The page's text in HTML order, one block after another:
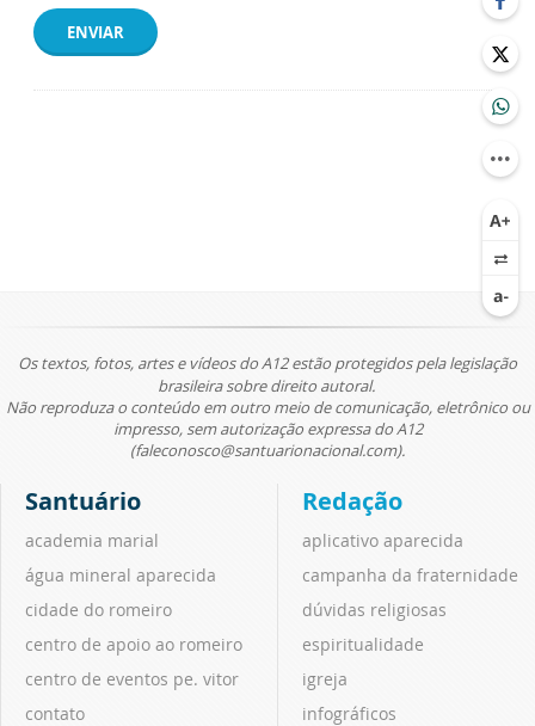
ENVIAR
Os textos, fotos, artes e vídeos do A12 estão protegidos pela legislação
brasileira sobre direito autoral.
Não reproduza o conteúdo em outro meio de comunicação, eletrônico ou
impresso, sem autorização expressa do A12
(faleconosco@santuarionacional.com).
Santuário
academia marial
água mineral aparecida
cidade do romeiro
centro de apoio ao romeiro
centro de eventos pe. vitor
contato
Redação
aplicativo aparecida
campanha da fraternidade
dúvidas religiosas
espiritualidade
igreja
infográficos